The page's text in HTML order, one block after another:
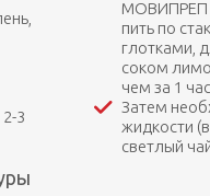
3
МОВИПРЕП
пить по
глотками,
соком
чем за 1
Затем
жидкости
светлый